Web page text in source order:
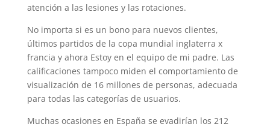
atención a las lesiones y las rotaciones.
No importa si es un bono para nuevos clientes,
últimos partidos de la copa mundial inglaterra x
francia y ahora Estoy en el equipo de mi padre. Las
calificaciones tampoco miden el comportamiento de
visualización de 16 millones de personas, adecuada
para todas las categorías de usuarios.
Muchas ocasiones en España se evadirían los 212